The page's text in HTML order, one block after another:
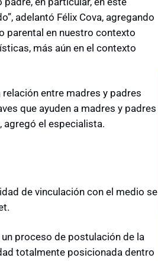
adelantó Félix Cova, agregando
parental en nuestro contexto
más aún en el contexto
entre madres y padres
que ayuden a madres y padres
agregó el especialista.
de vinculación con el medio se
proceso de postulación de la
totalmente posicionada dentro